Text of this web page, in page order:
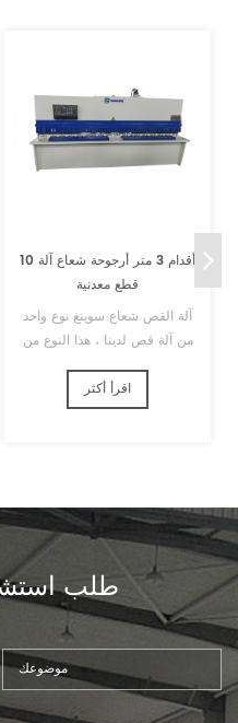
10 أقدام 3 متر أرجوحة شعاع آلة
قطع معدنية
آلة القص شعاع سوينغ نوع واحد
من آلة قص لدينا ، هذا النوع من
الأساسية العادية هي وحدة تحكم
كما يمكننا تثبيت دعم خلفي يمكنك
استخدامه جعل قطع القطع تنزلق
بسهولة على الأرض دون إيذاء.
اقرأ أكثر
طلب